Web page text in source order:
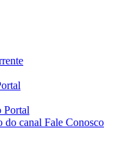
Portal
do canal Fale Conosco